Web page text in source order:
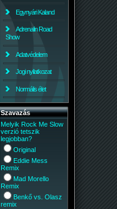
Egynyári Kaland
Adrenalin Road
Show
Adatvédelem
Jogi nyilatkozat
Normális élet
Szavazás
Melyik Rock Me Slow
verzió tetszik
legjobban?
Original
Eddie Mess
Remix
Mad Morello
Remix
Benkő vs. Olasz
remix